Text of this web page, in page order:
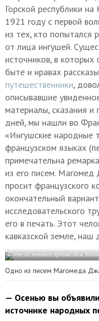
Горской республики
1921 году с первой
из тех, кто попытался
от лица ингушей.
источников, в которых
быте и нравах
путешественники,
описывавшие
материалы, сказания
дней, мы нашли во
«Ингушские народные
французском языках
примечательна
из его писем. Магомед
просит французского
окончательный
исследовательского
его в печать. Этот
кавказской земле,
Фото из личного архива Исы
Одно из писем Магомеда
— Осенью вы
источнике народных